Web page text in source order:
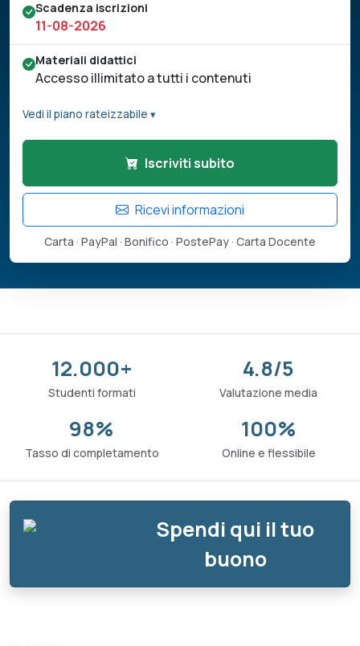
Scadenza iscrizioni
11-08-2026
Materiali didattici
Accesso illimitato a tutti i contenuti
Vedi il piano rateizzabile ▾
Iscriviti subito
Ricevi informazioni
Carta · PayPal · Bonifico · PostePay · Carta Docente
12.000+
Studenti formati
4.8/5
Valutazione media
98%
Tasso di completamento
100%
Online e flessibile
Spendi qui il tuo
buono